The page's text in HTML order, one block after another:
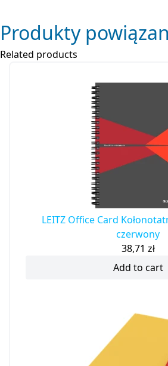
Produkty
Related products
LEITZ Office Card
czerwony
38,71 zł
Add to cart